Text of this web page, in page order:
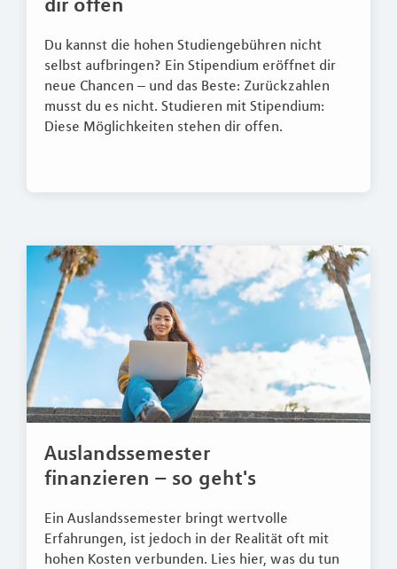
Du kannst die hohen Studiengebühren nicht
selbst aufbringen? Ein Stipendium eröffnet dir
neue Chancen – und das Beste: Zurückzahlen
musst du es nicht. Studieren mit Stipendium:
Diese Möglichkeiten stehen dir offen.
Auslandssemester
finanzieren – so geht's
Ein Auslandssemester bringt wertvolle
Erfahrungen, ist jedoch in der Realität oft mit
hohen Kosten verbunden. Lies hier, was du tun